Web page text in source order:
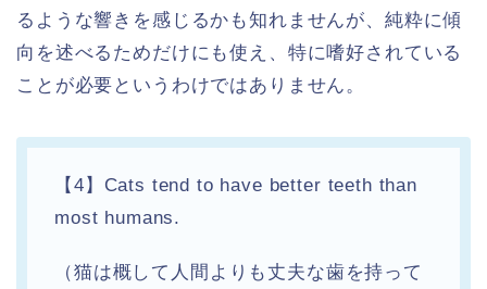
るような響きを感じるかも知れませんが、純粋に傾
向を述べるためだけにも使え、特に嗜好されている
ことが必要というわけではありません。
【4】Cats tend to have better teeth than
most humans.
（猫は概して人間よりも丈夫な歯を持って